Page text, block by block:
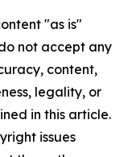
"as is"
not accept any
content,
legality, or
in this article.
issues